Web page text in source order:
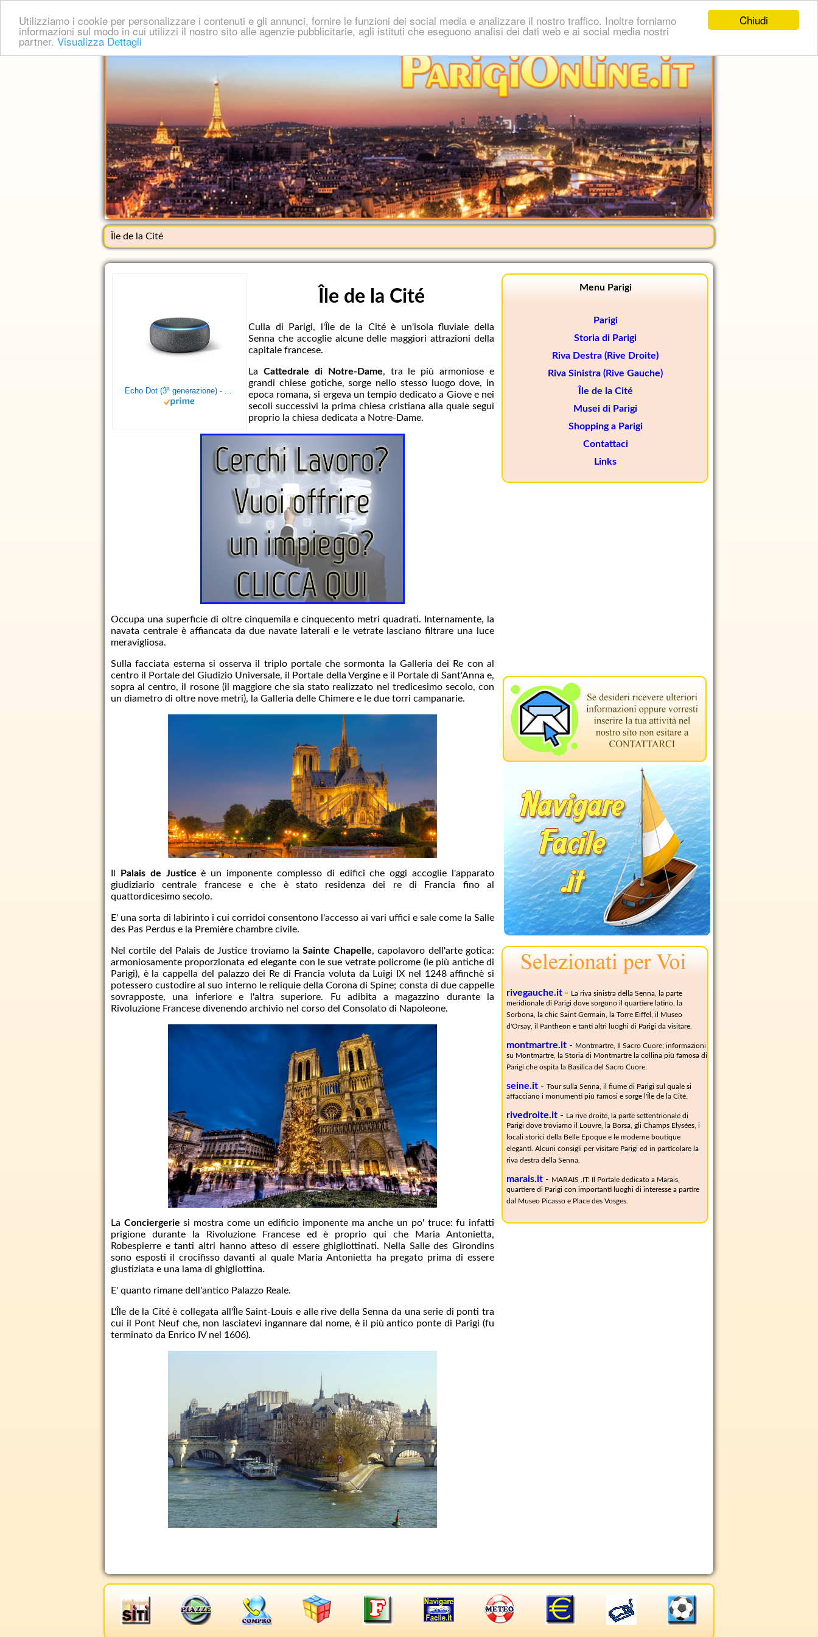
Chiudi
Utilizziamo i cookie per personalizzare i contenuti e gli annunci, fornire le funzioni dei social media e analizzare il nostro traffico. Inoltre forniamo
informazioni sul modo in cui utilizzi il nostro sito alle agenzie pubblicitarie, agli istituti che eseguono analisi dei dati web e ai social media nostri
partner. Visualizza Dettagli
Île de la Cité
Île de la Cité
Culla di Parigi, l'Île de la Cité è un'isola fluviale della
Senna che accoglie alcune delle maggiori attrazioni della
capitale francese.
La Cattedrale di Notre-Dame, tra le più armoniose e
grandi chiese gotiche, sorge nello stesso luogo dove, in
epoca romana, si ergeva un tempio dedicato a Giove e nei
secoli successivi la prima chiesa cristiana alla quale seguì
proprio la chiesa dedicata a Notre-Dame.
Occupa una superficie di oltre cinquemila e cinquecento metri quadrati. Internamente, la
navata centrale è affiancata da due navate laterali e le vetrate lasciano filtrare una luce
meravigliosa.
Sulla facciata esterna si osserva il triplo portale che sormonta la Galleria dei Re con al
centro il Portale del Giudizio Universale, il Portale della Vergine e il Portale di Sant'Anna e,
sopra al centro, il rosone (il maggiore che sia stato realizzato nel tredicesimo secolo, con
un diametro di oltre nove metri), la Galleria delle Chimere e le due torri campanarie.
Palais de Justice è un imponente complesso di edifici che oggi accoglie l'apparato
giudiziario centrale francese e che è stato residenza dei re di Francia fino al
quattordicesimo secolo.
E' una sorta di labirinto i cui corridoi consentono l'accesso ai vari uffici e sale come la Salle
des Pas Perdus e la Première chambre civile.
Nel cortile del Palais de Justice troviamo laSainte Chapelle, capolavoro dell'arte gotica:
armoniosamente proporzionata ed elegante con le sue vetrate policrome (le più antiche di
Parigi), è la cappella del palazzo dei Re di Francia voluta da Luigi IX nel 1248 affinchè si
potessero custodire al suo interno le reliquie della Corona di Spine; consta di due cappelle
sovrapposte, una inferiore e l'altra superiore. Fu adibita a magazzino durante la
Rivoluzione Francese divenendo archivio nel corso del Consolato di Napoleone.
La Conciergerie si mostra come un edificio imponente ma anche un po' truce: fu infatti
prigione durante la Rivoluzione Francese ed è proprio qui che Maria Antonietta,
Robespierre e tanti altri hanno atteso di essere ghigliottinati. Nella Salle des Girondins
sono esposti il crocifisso davanti al quale Maria Antonietta ha pregato prima di essere
giustiziata e una lama di ghigliottina.
E' quanto rimane dell'antico Palazzo Reale.
L'Île de la Cité è collegata all'Île Saint-Louis e alle rive della Senna da una serie di ponti tra
cui il Pont Neuf che, non lasciatevi ingannare dal nome, è il più antico ponte di Parigi (fu
terminato da Enrico IV nel 1606).
Menu Parigi
Parigi
Storia di Parigi
Riva Destra (Rive Droite)
Riva Sinistra (Rive Gauche)
Île de la Cité
Musei di Parigi
Shopping a Parigi
Contattaci
Links
rivegauche.it - La riva sinistra della Senna, la parte
meridionale di Parigi dove sorgono il quartiere latino, la
Sorbona, la chic Saint Germain, la Torre Eiffel, il Museo
d'Orsay, il Pantheon e tanti altri luoghi di Parigi da visitare.
montmartre.it - Montmartre, Il Sacro Cuore; informazioni
su Montmartre, la Storia di Montmartre la collina più famosa di
Parigi che ospita la Basilica del Sacro Cuore.
seine.it - Tour sulla Senna, il fiume di Parigi sul quale si
affacciano i monumenti più famosi e sorge l'Île de la Cité.
rivedroite.it - La rive droite, la parte settentrionale di
Parigi dove troviamo il Louvre, la Borsa, gli Champs Elysées, i
locali storici della Belle Epoque e le moderne boutique
eleganti. Alcuni consigli per visitare Parigi ed in particolare la
riva destra della Senna.
marais.it - MARAIS .IT: Il Portale dedicato a Marais,
quartiere di Parigi con importanti luoghi di interesse a partire
dal Museo Picasso e Place des Vosges.